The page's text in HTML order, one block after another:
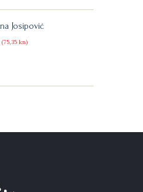
Josipović
(75 35 kn)